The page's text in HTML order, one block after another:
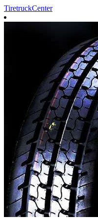
TiretruckCenter